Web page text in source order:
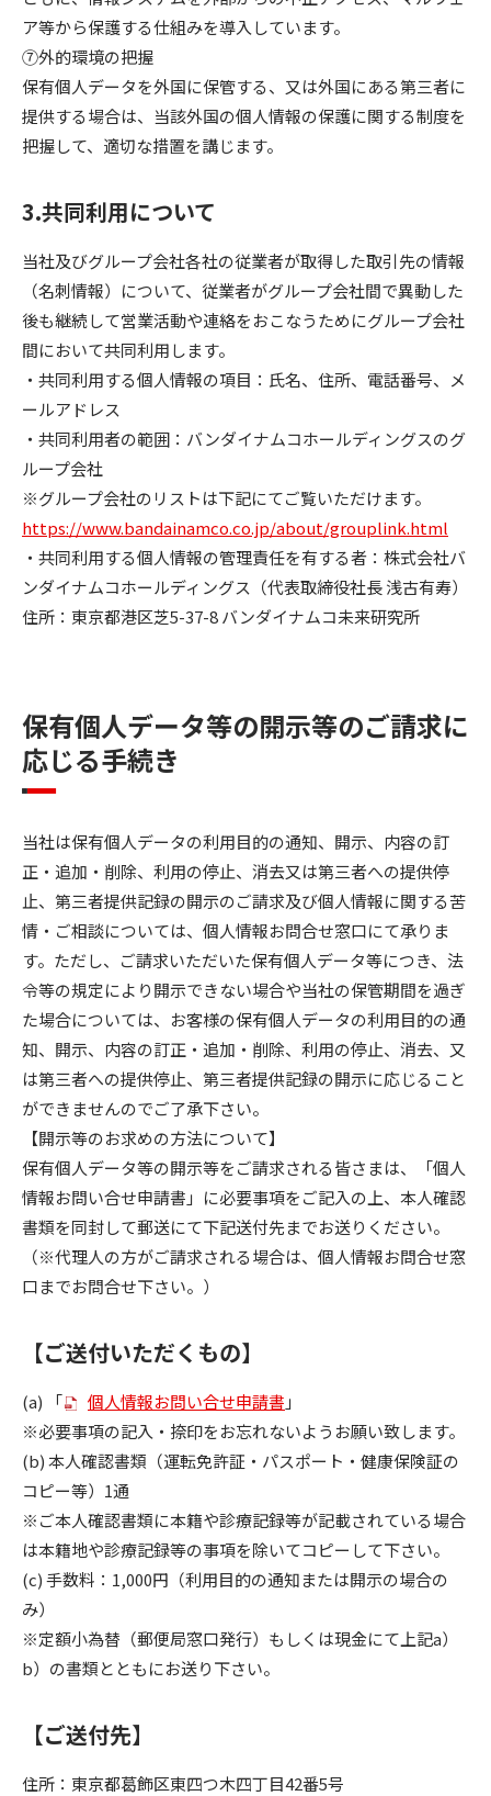
ア等から保護する仕組みを導入しています。
⑦外的環境の把握
保有個人データを外国に保管する、又は外国にある第三者に
提供する場合は、当該外国の個人情報の保護に関する制度を
把握して、適切な措置を講じます。
3.共同利用について
当社及びグループ会社各社の従業者が取得した取引先の情報
（名刺情報）について、従業者がグループ会社間で異動した
後も継続して営業活動や連絡をおこなうためにグループ会社
間において共同利用します。
・共同利用する個人情報の項目：氏名、住所、電話番号、メ
ールアドレス
・共同利用者の範囲：バンダイナムコホールディングスのグ
ループ会社
※グループ会社のリストは下記にてご覧いただけます。
https://www.bandainamco.co.jp/about/grouplink.html
・共同利用する個人情報の管理責任を有する者：株式会社バ
ンダイナムコホールディングス（代表取締役社長 浅古有寿）
住所：東京都港区芝5-37-8 バンダイナムコ未来研究所
保有個人データ等の開示等のご請求に
応じる手続き
当社は保有個人データの利用目的の通知、開示、内容の訂
正・追加・削除、利用の停止、消去又は第三者への提供停
止、第三者提供記録の開示のご請求及び個人情報に関する苦
情・ご相談については、個人情報お問合せ窓口にて承りま
す。ただし、ご請求いただいた保有個人データ等につき、法
令等の規定により開示できない場合や当社の保管期間を過ぎ
た場合については、お客様の保有個人データの利用目的の通
知、開示、内容の訂正・追加・削除、利用の停止、消去、又
は第三者への提供停止、第三者提供記録の開示に応じること
ができませんのでご了承下さい。
【開示等のお求めの方法について】
保有個人データ等の開示等をご請求される皆さまは、「個人
情報お問い合せ申請書」に必要事項をご記入の上、本人確認
書類を同封して郵送にて下記送付先までお送りください。
（※代理人の方がご請求される場合は、個人情報お問合せ窓
口までお問合せ下さい。）
【ご送付いただくもの】
(a) 「 個人情報お問い合せ申請書 」
※必要事項の記入・捺印をお忘れないようお願い致します。
(b) 本人確認書類（運転免許証・パスポート・健康保険証の
コピー等）1通
※ご本人確認書類に本籍や診療記録等が記載されている場合
は本籍地や診療記録等の事項を除いてコピーして下さい。
(c) 手数料：1,000円（利用目的の通知または開示の場合の
み）
※定額小為替（郵便局窓口発行）もしくは現金にて上記a）
b）の書類とともにお送り下さい。
【ご送付先】
住所：東京都葛飾区東四つ木四丁目42番5号